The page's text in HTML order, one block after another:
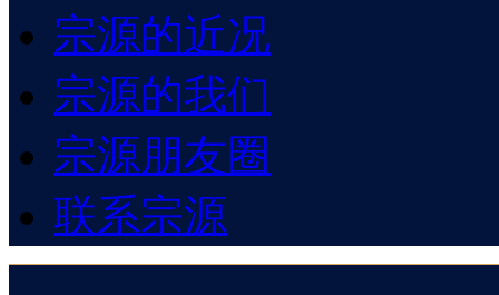
宗源的近况
宗源的我们
宗源朋友圈
联系宗源